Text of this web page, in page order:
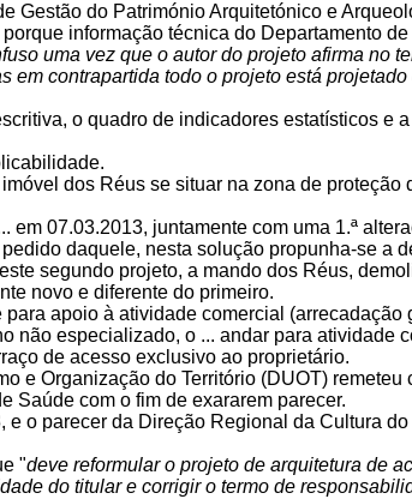
Gestão do Património Arquitetónico e
informação técnica do Departamento
uma vez que o autor do projeto afirma no
contrapartida todo o projeto está
o quadro de indicadores estatísticos e
dos Réus se situar na zona de proteção
07.03.2013, juntamente com uma 1.ª
daquele, nesta solução propunha-se a
segundo projeto, a mando dos Réus,
novo e diferente do primeiro.
apoio à atividade comercial (arrecadação
não especializado, o ... andar para atividade
de acesso exclusivo ao proprietário.
e Organização do Território (DUOT)
Saúde com o fim de exararem parecer.
o parecer da Direção Regional da Cultura
"deve reformular o projeto de arquitetura de
do titular e corrigir o termo de